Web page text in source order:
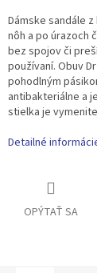
Dámske sandále
nôh a po úrazoch
bez spojov či
používaní. Obuv
pohodlným
antibakteriálne a
stielka je
Detailné
OPÝTAŤ SA